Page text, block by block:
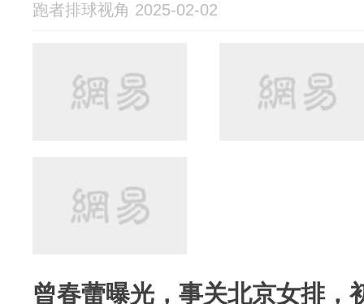
跑者排球视角 2025-02-02
曾春蕾曝光，事关北京女排，